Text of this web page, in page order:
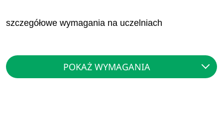
szczegółowe wymagania na uczelniach
POKAŻ WYMAGANIA